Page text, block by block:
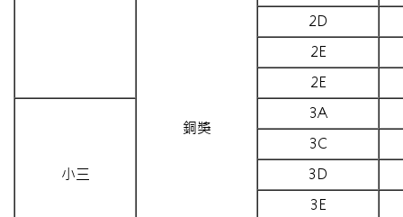
銅獎
2D
2E
2E
小三
3A
3C
3D
3E